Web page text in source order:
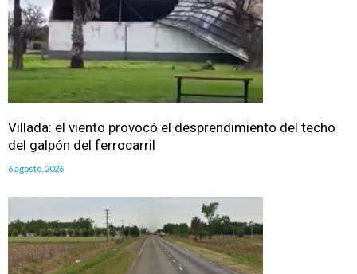
Villada: el viento provocó el desprendimiento del techo
del galpón del ferrocarril
6 agosto, 2026